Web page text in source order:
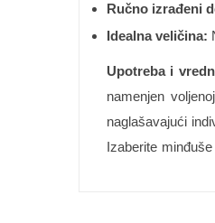
Ručno izrađeni
Idealna veličina:
Upotreba i
namenjen
naglašavajući
Izaberite minđuše